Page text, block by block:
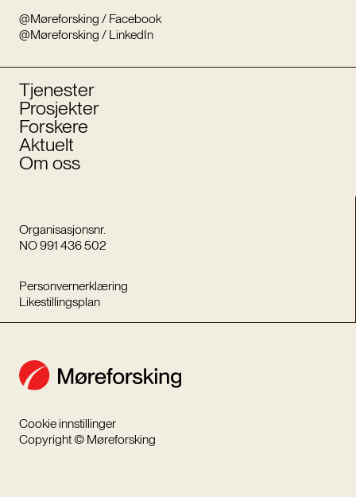
@Møreforsking / Facebook
@Møreforsking / LinkedIn
Organisasjonsnr.
NO 991 436 502
Personvernerklæring
Likestillingsplan
Tjenester
Prosjekter
Forskere
Aktuelt
Om oss
Cookie innstillinger
Copyright © Møreforsking